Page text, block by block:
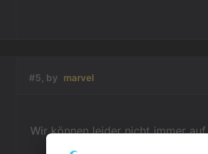
#5, by marvel
Wir können leider nicht immer